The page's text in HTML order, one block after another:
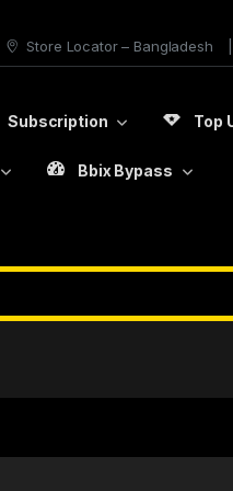
Store Locator – Bangladesh
Subscription Top
Bbix Bypass